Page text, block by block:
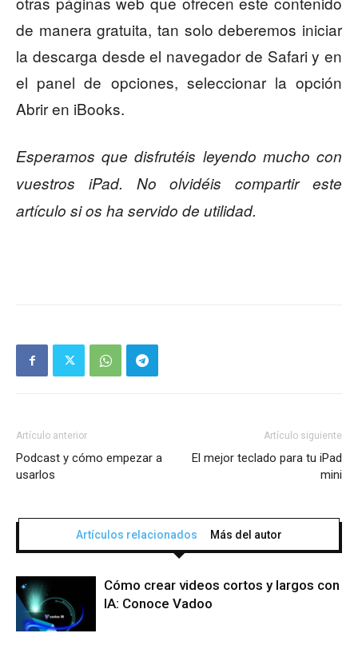
de manera gratuita, tan solo deberemos iniciar
la descarga desde el navegador de Safari y en
el panel de opciones, seleccionar la opción
Abrir en iBooks.
Esperamos que disfrutéis leyendo mucho con
vuestros iPad. No olvidéis compartir este
artículo si os ha servido de utilidad.
Artículo anterior
Podcast y cómo empezar a
usarlos
Artículo siguiente
El mejor teclado para tu iPad
mini
Artículos relacionados Más del autor
Cómo crear videos cortos y largos con
IA: Conoce Vadoo